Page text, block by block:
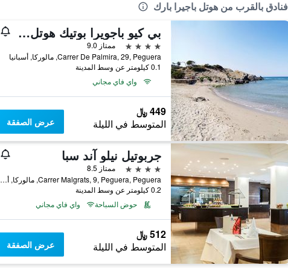
فنادق بالقرب من هوتل باجيرا بارك
بي كيو باجويرا بوتيك هوتل - للبالغين فقط
4 نجوم
ممتاز 9.0
Carrer De Palmira, 29, Peguera, مالوركا, أسبانيا
0.1 كيلومتر عن وسط المدينة
واي فاي مجاني
449 ﷼
المتوسط في الليلة عرض الصفقة
جربوتيل نيلو آند سبا
4 نجوم
ممتاز 8.5
Carrer Malgrats, 9, Peguera, Peguera, مالوركا, أسبانيا
0.2 كيلومتر عن وسط المدينة
حوض السباحة
واي فاي مجاني
512 ﷼
المتوسط في الليلة عرض الصفقة